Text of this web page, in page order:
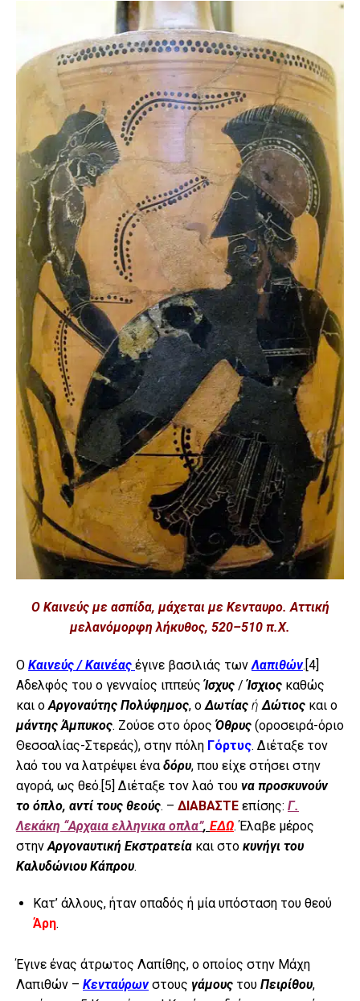
Ο Καινεύς με ασπίδα, μάχεται με Κενταυρο. Αττική
μελανόμορφη λήκυθος, 520–510 π.Χ.
Ο Καινεύς / Καινέας έγινε βασιλιάς των Λαπιθών.[4]
Αδελφός του ο γενναίος ιππεύςΊσχυς /Ίσχιος καθώς
και ο Αργοναύτης Πολύφημος, ο Δωτίας ή Δώτιος και ο
μάντης Άμπυκος. Ζούσε στο όρος Όθρυς (οροσειρά-όριο
Θεσσαλίας-Στερεάς), στην πόλη Γόρτυς. Διέταξε τον
λαό του να λατρέψει ένα δόρυ, που είχε στήσει στην
αγορά, ως θεό.[5] Διέταξε τον λαό του να προσκυνούν
το όπλο, αντί τους θεούς. – ΔΙΑΒΑΣΤΕ επίσης: Γ.
Λεκάκη “Αρχαια ελληνικα οπλα”, ΕΔΩ. Έλαβε μέρος
στην Αργοναυτική Εκστρατεία και στο κυνήγι του
Καλυδώνιου Κάπρου.
Κατ’ άλλους, ήταν οπαδός ή μία υπόσταση του θεού
Άρη.
Έγινε ένας άτρωτος Λαπίθης, ο οποίος στην Μάχη
Λαπιθών – Κενταύρωνστους γάμους του Πειρίθου,